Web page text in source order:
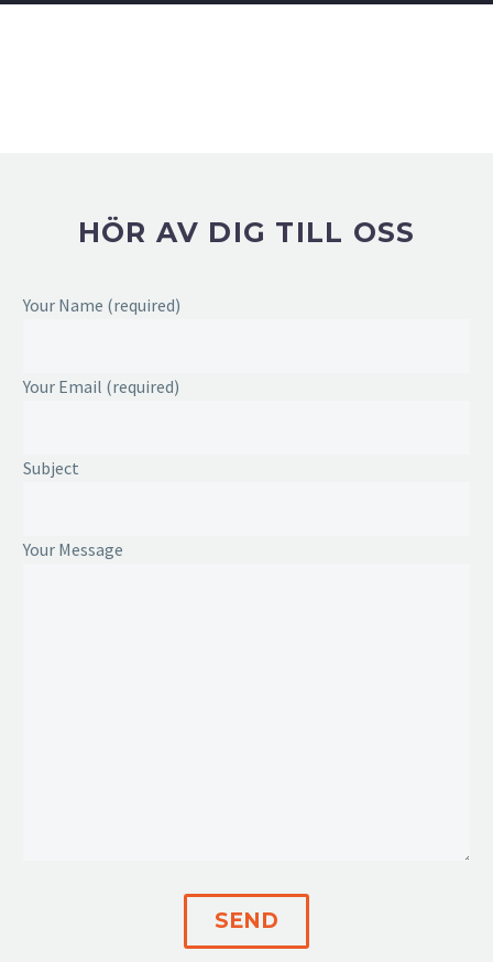
HÖR AV DIG TILL OSS
Your Name (required)
Your Email (required)
Subject
Your Message